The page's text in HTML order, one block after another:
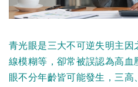
青光眼是三大不可逆失明主因
線模糊等，卻常被誤認為高血
眼不分年齡皆可能發生，三